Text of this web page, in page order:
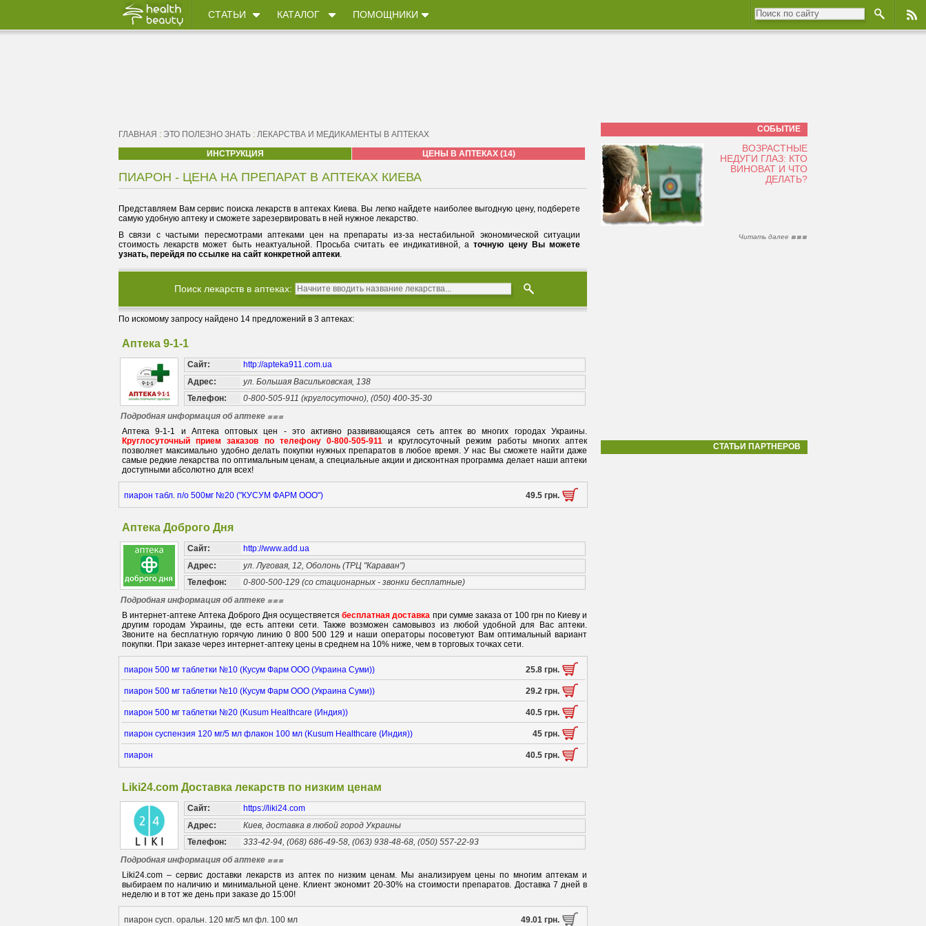
СТАТЬИ КАТАЛОГ ПОМОЩНИКИ
ГЛАВНАЯ : ЭТО ПОЛЕЗНО ЗНАТЬ : ЛЕКАРСТВА И МЕДИКАМЕНТЫ В АПТЕКАХ
ИНСТРУКЦИЯ
ЦЕНЫ В АПТЕКАХ (14)
ПИАРОН - ЦЕНА НА ПРЕПАРАТ В АПТЕКАХ КИЕВА
Представляем Вам сервис поиска лекарств в аптеках Киева. Вы легко найдете наиболее выгодную цену, подберете
самую удобную аптеку и сможете зарезервировать в ней нужное лекарство.
В связи с частыми пересмотрами аптеками цен на препараты из-за нестабильной экономической ситуации
стоимость лекарств может быть неактуальной. Просьба считать ее индикативной, аточную цену Вы можете
узнать, перейдя по ссылке на сайт конкретной аптеки.
Поиск лекарств в аптеках:
По искомому запросу найдено 14 предложений в 3 аптеках:
Аптека 9-1-1
Сайт:
http://apteka911.com.ua
Адрес:
ул. Большая Васильковская, 138
Телефон:
0-800-505-911 (круглосуточно), (050) 400-35-30
Подробная информация об аптеке
Аптека 9-1-1 и Аптека оптовых цен - это активно развивающаяся сеть аптек во многих городах Украины.
Круглосуточный прием заказов по телефону 0-800-505-911и круглосуточный режим работы многих аптек
позволяет максимально удобно делать покупки нужных препаратов в любое время. У нас Вы сможете найти даже
самые редкие лекарства по оптимальным ценам, а специальные акции и дисконтная программа делает наши аптеки
доступными абсолютно для всех!
пиарон табл. п/о 500мг №20 ("КУСУМ ФАРМ ООО") 49.5 грн.
Аптека Доброго Дня
Сайт:
http://www.add.ua
Адрес:
ул. Луговая, 12, Оболонь (ТРЦ "Караван")
Телефон:
0-800-500-129 (со стационарных - звонки бесплатные)
Подробная информация об аптеке
В интернет-аптеке Аптека Доброго Дня осуществяетсябесплатная доставка при сумме заказа от 100 грн по Киеву и
другим городам Украины, где есть аптеки сети. Также возможен самовывоз из любой удобной для Вас аптеки.
Звоните на бесплатную горячую линию 0 800 500 129 и наши операторы посоветуют Вам оптимальный вариант
покупки. При заказе через интернет-аптеку цены в среднем на 10% ниже, чем в торговых точках сети.
пиарон 500 мг таблетки №10 (Кусум Фарм ООО (Украина Суми)) 25.8 грн.
пиарон 500 мг таблетки №10 (Кусум Фарм ООО (Украина Суми)) 29.2 грн.
пиарон 500 мг таблетки №20 (Kusum Healthcare (Индия)) 40.5 грн.
пиарон суспензия 120 мг/5 мл флакон 100 мл (Kusum Healthcare (Индия)) 45 грн.
пиарон 40.5 грн.
Liki24.com Доставка лекарств по низким ценам
Сайт:
https://liki24.com
Адрес:
Киев, доставка в любой город Украины
Телефон:
333-42-94, (068) 686-49-58, (063) 938-48-68, (050) 557-22-93
Подробная информация об аптеке
Liki24.com – сервис доставки лекарств из аптек по низким ценам. Мы анализируем цены по многим аптекам и
выбираем по наличию и минимальной цене. Клиент экономит 20-30% на стоимости препаратов. Доставка 7 дней в
неделю и в тот же день при заказе до 15:00!
пиарон сусп. оральн. 120 мг/5 мл фл. 100 мл 49.01 грн.
СОБЫТИЕ
ВОЗРАСТНЫЕ
НЕДУГИ ГЛАЗ: КТО
ВИНОВАТ И ЧТО
ДЕЛАТЬ?
Читать далее
СТАТЬИ ПАРТНЕРОВ